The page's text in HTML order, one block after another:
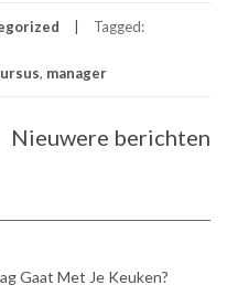
Tagged:
, manager
Nieuwere berichten
Gaat Met Je Keuken?